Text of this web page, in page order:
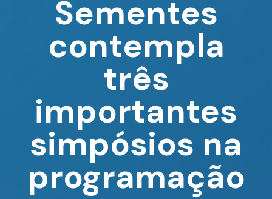
Sementes
contempla
três
importantes
simpósios na
programação